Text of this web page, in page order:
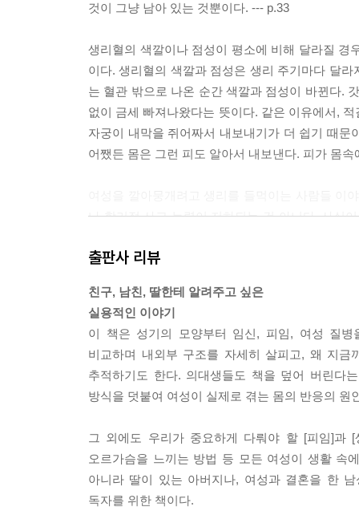
것이 그냥 남아 있는 것뿐이다. --- p.33
생리혈의 색깔이나 점성이 평소에 비해 달라질 경
이다. 생리혈의 색깔과 점성은 생리 주기마다 달
는 혈관 밖으로 나온 순간 색깔과 점성이 바뀐다.
없이 금세 빠져나왔다는 뜻이다. 같은 이유에서,
자궁이 내막을 쥐어짜서 내보내기가 더 쉽기 때
어쨌든 몸은 그런 피도 알아서 내보낸다. 피가 몸
나 합리적 사고 능력이 저하되는 건 아니다. 사실
지만, 굳이 그런 말로 남을 모욕하고 싶다면 최소
우리는 젊은 여성들이 무엇을 궁금해하는지 안다
인 데다가, 이유는 모르겠지만 세상은 어쩐지 모
우리는 또 피임에 관한 수많은 낭설이 있다는 것
불안해하는 바람에 겪지 않아도 될 부작용을 겪
달하기 때문인지, 아니면 그냥 이 내용이 누구든
들으면 심장이 철렁 내려앉는 게 당연하지만, 이
포들이 자라서 양성 종양을 이룬 것으로, 암과는
것]이라고 설명하곤 하는데, 양성 종양과 악성 종
이 책이 너무 실용적이고 솔직한 점에 도리어 놀
출판사 리뷰
친구, 남친, 딸한테 알려주고 싶은
실용적인 이야기
이 책은 성기의 모양부터 임신, 피임, 여성 질
비교하며 내외부 구조를 자세히 살피고, 왜 지
추적하기도 한다. 의대생들도 책을 덮어 버린다
방식을 덧붙여 여성이 실제로 겪는 몸의 반응의 원
그 외에도 우리가 중요하게 다뤄야 할 [피임]과
오르가슴을 느끼는 방법 등 모든 여성이 생활 속
아니라 딸이 있는 아버지나, 여성과 결혼을 한
독자를 위한 책이다.